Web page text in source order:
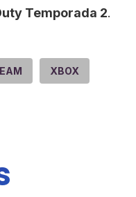
Temporada 2.
XBOX